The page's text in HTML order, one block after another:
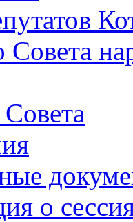
Совета
о